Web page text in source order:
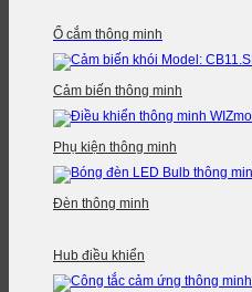
Ổ cắm thông minh
Cảm biến thông minh
Phụ kiện thông minh
Đèn thông minh
Hub điều khiển